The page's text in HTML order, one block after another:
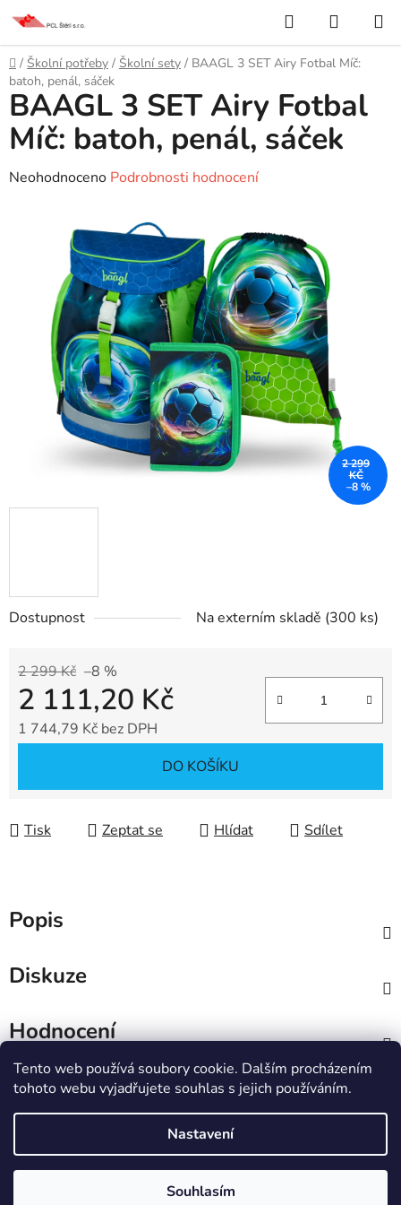
Tento web používá soubory cookie. Dalším procházením
tohoto webu vyjadřujete souhlas s jejich používáním.
Nastavení
Souhlasím
Přejít
obsah
Hledat
KOŠÍK
Domů
/ Školní potřeby / Školní sety / BAAGL 3 SET Airy Fotbal Míč:
batoh, penál, sáček
Dostupnost Na externím skladě (300 ks)
2 299 Kč –8 %
2 111,20 Kč
1 744,79 Kč bez DPH
DO KOŠÍKU
Tisk Zeptat se Hlídat Sdílet
BAAGL 3 SET Airy Fotbal
Míč: batoh, penál, sáček
Průměrné
hvězdiček.
Neohodnoceno Podrobnosti hodnocení
2 299
KČ
–8 %
Popis
Diskuze
Hodnocení
IT e-shop
Vytvořil Shoptet
PCL Štětí s.r.o.